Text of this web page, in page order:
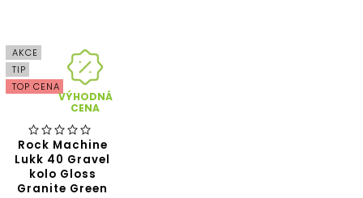
AKCE
TIP
TOP CENA
VÝHODNÁ
CENA
Rock Machine
Lukk 40 Gravel
kolo Gloss
Granite Green